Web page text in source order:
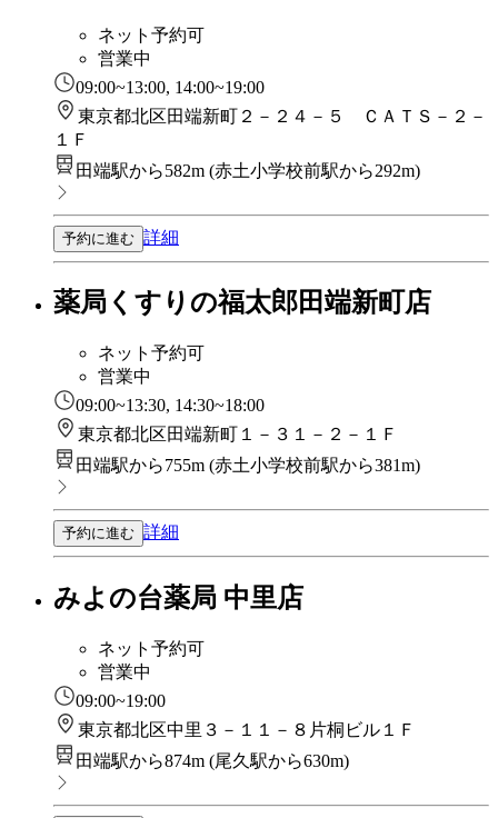
ネット予約可
営業中
09:00~13:00, 14:00~19:00
東京都北区田端新町２－２４－５ ＣＡＴＳ－２－
１Ｆ
田端駅から582m (赤土小学校前駅から292m)
予約に進む 詳細
薬局くすりの福太郎田端新町店
ネット予約可
営業中
09:00~13:30, 14:30~18:00
東京都北区田端新町１－３１－２－１Ｆ
田端駅から755m (赤土小学校前駅から381m)
予約に進む 詳細
みよの台薬局 中里店
ネット予約可
営業中
09:00~19:00
東京都北区中里３－１１－８片桐ビル１Ｆ
田端駅から874m (尾久駅から630m)